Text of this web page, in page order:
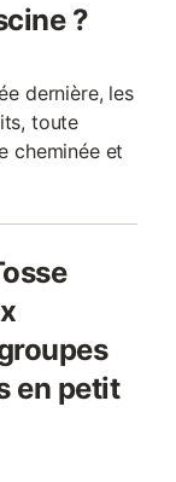
?
dernière, les
toute
cheminée et
en petit